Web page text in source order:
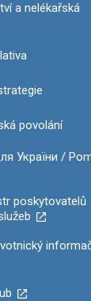
a nelékařská
Právo a
Programy a
Věda a
povolání
Допомога
України /
poskytovatelů